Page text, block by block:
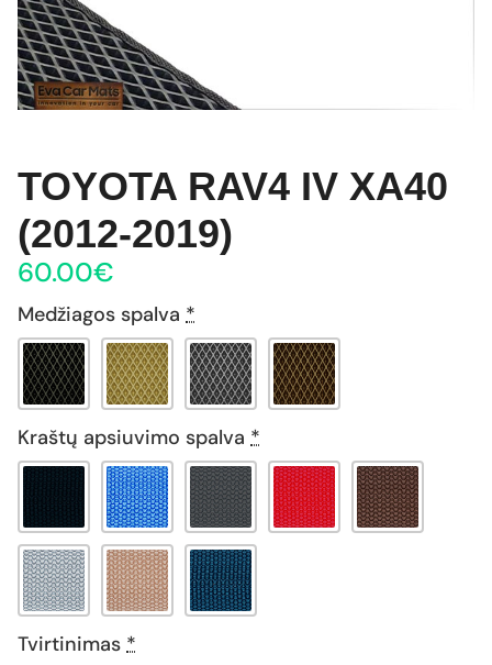
TOYOTA RAV4 IV XA40
(2012-2019)
60.00€
Medžiagos spalva *
Kraštų apsiuvimo spalva *
Tvirtinimas *